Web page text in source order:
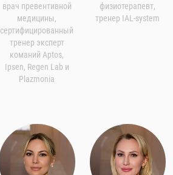
врач превентивной
медицины,
сертифицированный
тренер эксперт
команий Aptos,
Ipsen, Regen Lab и
Plazmonia
физиотерапевт,
тренер IAL-system